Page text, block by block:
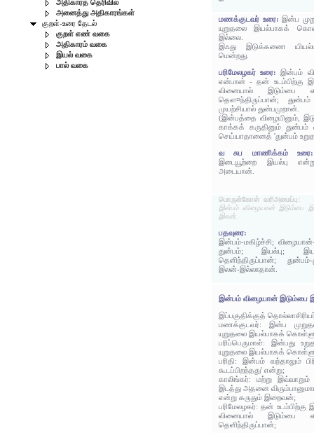
அதிகாரத் தெரிவில்
அனைத்து அதிகாரங்கள்
குறள்-உரை தேடல்
குறள் எண் வகை
அதிகாரம் வகை
இயல் வகை
பால் வகை
மணக்குடவர் உரை:இன்ப
யுறுதலை இயல்பாகக்
இல்லை.
இஃது இடுக்கணை
மென்றது.
பரிமேலழகர் உரை:இன்பம்
என்பான் - தன் உடம்பிற்கு
வினையால் இடும்பை
தௌ¤ந்திருப்பான்;
முயற்சியால் துன்பமுறான்.
(இன்பத்தை விழையினும்,
காக்கக் கருதினும்
செய்யாதானைத் 'துன்பம்
வ சுப மாணிக்கம்
இடையூற்றை இயல்பு
அடையான்.
பொருள்கோள் வரிஅமைப்பு:
இன்பம் விழையான் இடும்பை
இலன்.
பதவுரை:
இன்பம்-மகிழ்ச்சி;
துன்பம்; இயல்பு;
தெளிந்திருப்பான்;
இலன்-இல்லாதான்.
இன்பம் விழையான் இடும்பை
இப்பகுதிக்குத்
மணக்குடவர்: இன்ப
யுறுதலை இயல்பாகக்
பரிப்பெருமாள்: இன்பது
யுறுதலை இயல்பாகக்
பரிதி: இன்பம் வந்தாலும்
கூடப்பிறந்தது' என்று;
காலிங்கர்: மற்று
இடத்து அதனை
என்று கருதும் இறைவன்;
பரிமேலழகர்: தன் உடம்பிற்கு
வினையால் இடும்பை
தெளிந்திருப்பான்;